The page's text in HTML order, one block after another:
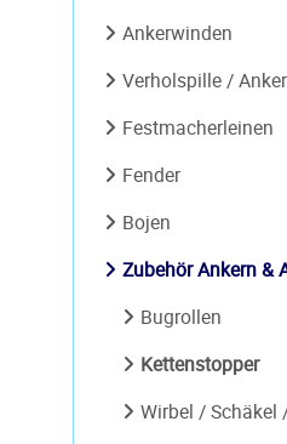
Ankerwinden
Verholspille /
Festmacherleinen
Fender
Bojen
Zubehör Ankern &
Bugrollen
Kettenstopper
Wirbel / Schäkel